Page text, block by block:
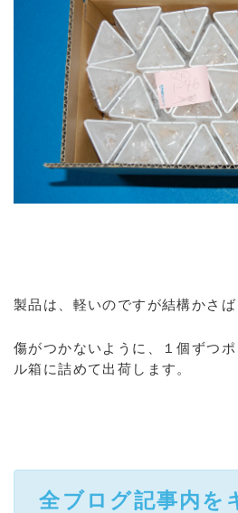
製品は、軽いのですが結構かさば
傷がつかないように、１個ずつ
ル箱に詰めて出荷します。
全ブログ記事内を